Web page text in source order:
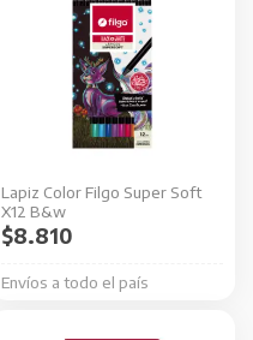
Lapiz Color Filgo Super Soft
X12 B&w
Envíos a todo el país
$8.810